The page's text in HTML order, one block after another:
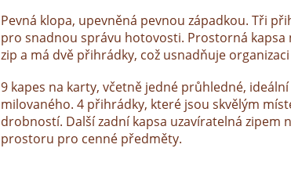
Pevná klopa, upevněná pevnou západkou. Tři
pro snadnou správu hotovosti. Prostorná kapsa
zip a má dvě přihrádky, což usnadňuje
9 kapes na karty, včetně jedné průhledné,
milovaného. 4 přihrádky, které jsou skvělým
drobností. Další zadní kapsa uzavíratelná zipem
prostoru pro cenné předměty.